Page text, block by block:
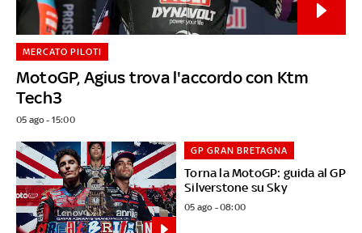
MotoGP, Agius trova l'accordo con Ktm
Tech3
MERCATO PILOTI
05 ago - 15:00
Torna la MotoGP: guida al GP
Silverstone su Sky
GP GRAN BRETAGNA
05 ago - 08:00